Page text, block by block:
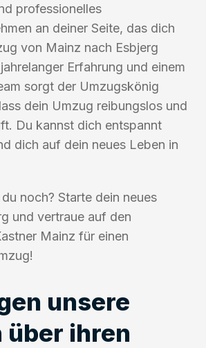
professionelles
an deiner Seite, das dich
von Mainz nach Esbjerg
Erfahrung und einem
sorgt der Umzugskönig
dein Umzug reibungslos und
Du kannst dich entspannt
dich auf dein neues Leben in
noch? Starte dein neues
und vertraue auf den
Mainz für einen
unsere
über ihren